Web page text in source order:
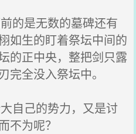
的是无数的墓碑还有
如生的盯着祭坛中间的
的正中央，整把剑只露
完全没入祭坛中。
自己的势力，又是讨
不为呢？